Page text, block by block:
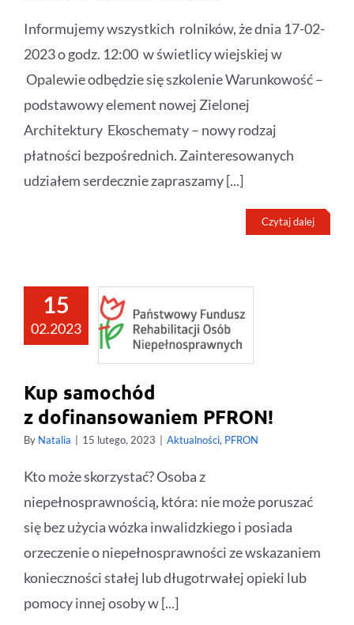
Informujemy wszystkich rolników, że dnia 17-02-
2023 o godz. 12:00 w świetlicy wiejskiej w
Opalewie odbędzie się szkolenie Warunkowość –
podstawowy element nowej Zielonej
Architektury Ekoschematy – nowy rodzaj
płatności bezpośrednich. Zainteresowanych
udziałem serdecznie zapraszamy [...]
Czytaj dalej
15
02.2023
Kup samochód
z dofinansowaniem PFRON!
By Natalia | 15 lutego, 2023 | Aktualności, PFRON
Kto może skorzystać? Osoba z
niepełnosprawnością, która: nie może poruszać
się bez użycia wózka inwalidzkiego i posiada
orzeczenie o niepełnosprawności ze wskazaniem
konieczności stałej lub długotrwałej opieki lub
pomocy innej osoby w [...]